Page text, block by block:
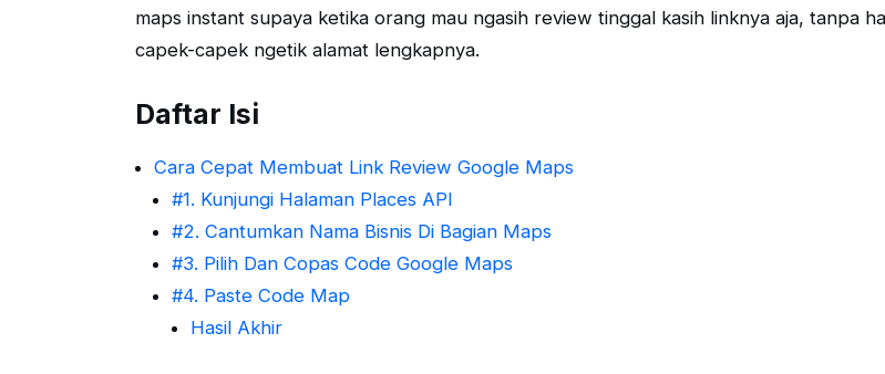
maps instant supaya ketika orang mau ngasih review tinggal kasih linknya aja, tanpa
capek-capek ngetik alamat lengkapnya.
Daftar Isi
Cara Cepat Membuat Link Review Google Maps
#1. Kunjungi Halaman Places API
#2. Cantumkan Nama Bisnis Di Bagian Maps
#3. Pilih Dan Copas Code Google Maps
#4. Paste Code Map
Hasil Akhir